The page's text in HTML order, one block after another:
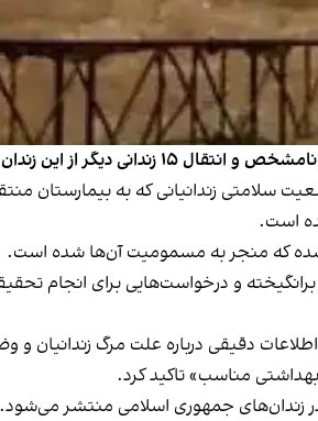
به بیمارستان خبر داد.
است.
شده که منجر به مسمومیت آن‌ها شده است.
برانگیخته و درخواست‌هایی برای
دقیقی درباره علت مرگ زندانیان و
مناسب» تاکید کرد.
در زندان‌های جمهوری اسلامی منتشر می‌شود.